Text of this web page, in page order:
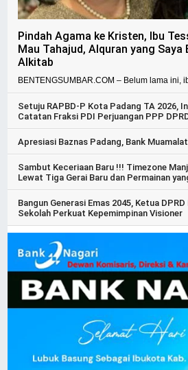
Pindah Agama ke Kristen, Ibu
Mau Tahajud, Alquran yang Saya
Alkitab
BENTENGSUMBAR.COM – Belum lama ini,
Setuju RAPBD-P Kota Padang TA 2026,
Catatan Fraksi PDI Perjuangan PPP
Apresiasi Baznas Padang, Bank
Sambut Keceriaan Baru !!! Timezone
Lewat Tiga Gerai Baru dan Permainan
Bangun Generasi Emas 2045, Ketua
Sekolah Perkuat Kepemimpinan Visioner